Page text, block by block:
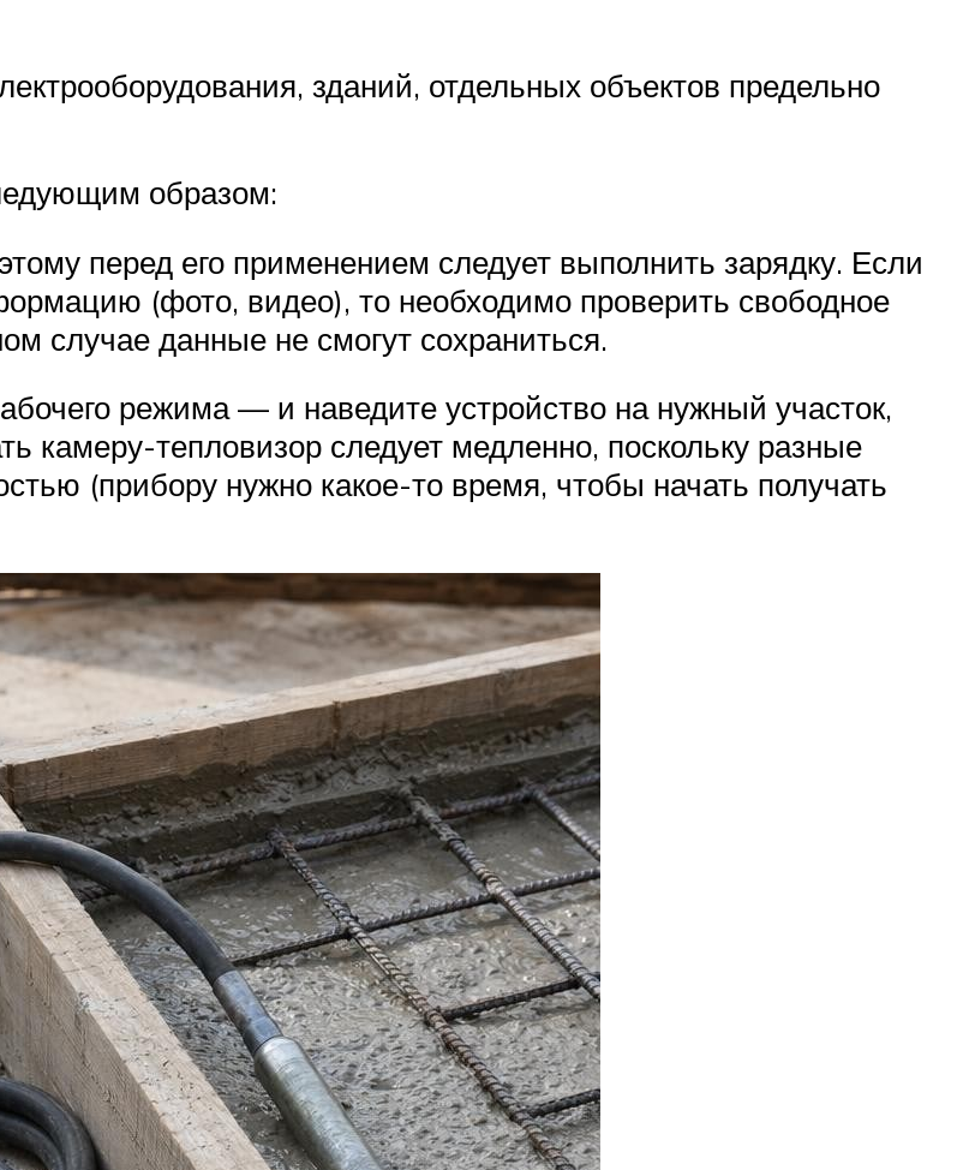
зданий, отдельных объектов предельно
образом:
перед его применением следует выполнить зарядку. Если
(фото, видео), то необходимо проверить свободное
случае данные не смогут сохраниться.
режима — и наведите устройство на нужный участок,
камеру-тепловизор следует медленно, поскольку разные
(прибору нужно какое-то время, чтобы начать получать